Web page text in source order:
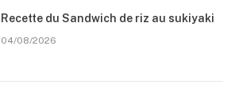
Recette du Sandwich de riz au sukiyaki
04/08/2026